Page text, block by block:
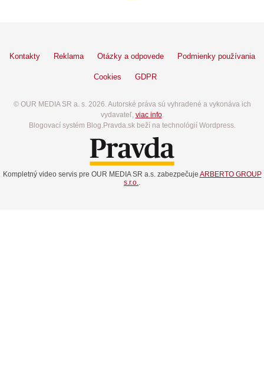
Kontakty Reklama Otázky a odpovede Podmienky používania
Cookies GDPR
© OUR MEDIA SR a. s. 2026. Autorské práva sú vyhradené a vykonáva ich
vydavateľ, viac info.
Blogovací systém Blog.Pravda.sk beží na technológií Wordpress.
Kompletný video servis pre OUR MEDIA SR a.s. zabezpečuje ARBERTO GROUP
s.r.o..